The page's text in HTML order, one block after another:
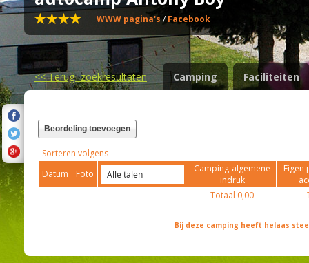
WWW pagina's /Facebook
<<Terug- zoekresultaten Camping Faciliteiten
Beordeling toevoegen
Sorteren volgens
Datum
Foto
Camping-algemene
indruk
Eigen
Totaal 0,00
Bij deze camping heeft helaas